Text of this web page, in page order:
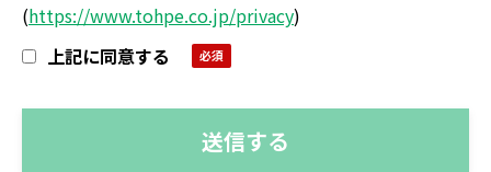
(https://www.tohpe.co.jp/privacy)
上記に同意する